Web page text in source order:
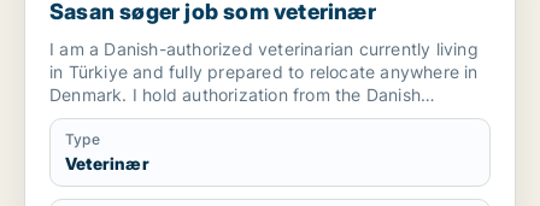
Sasan søger job som veterinær
I am a Danish-authorized veterinarian currently living
in Türkiye and fully prepared to relocate anywhere in
Denmark. I hold authorization from the Danish
Veterinary and Food Administration
(Fødevarestyrelsen) and am seeking a long-term
position in a small animal or equine practice. During
my education and clinical training, I gained hands-on
Type
Veterinær